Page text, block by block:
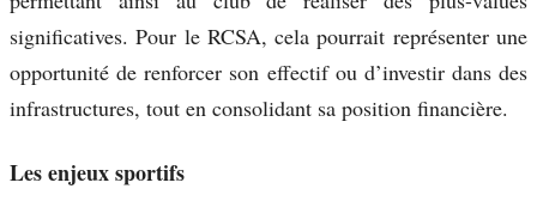
significatives. Pour le RCSA, cela pourrait représenter une
opportunité de renforcer son effectif ou d’investir dans des
infrastructures, tout en consolidant sa position financière.
Les enjeux sportifs